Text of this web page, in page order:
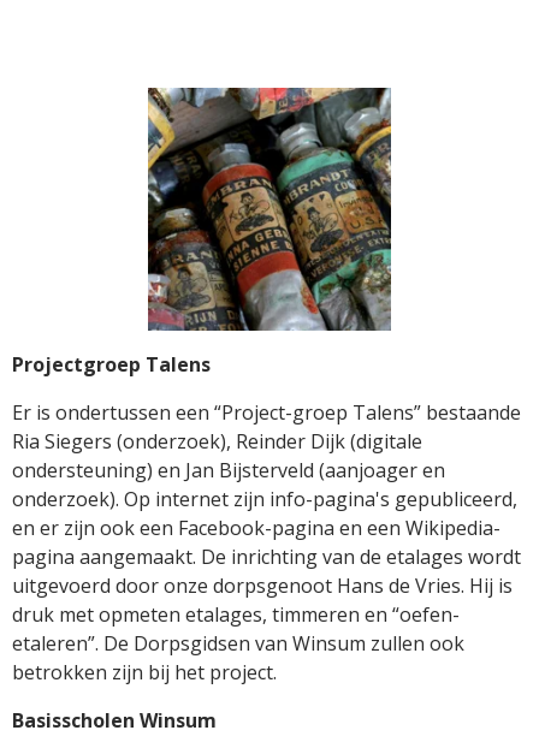
Projectgroep Talens
Er is ondertussen een “Project-groep Talens” bestaande
Ria Siegers (onderzoek), Reinder Dijk (digitale
ondersteuning) en Jan Bijsterveld (aanjoager en
onderzoek). Op internet zijn info-pagina's gepubliceerd,
en er zijn ook een Facebook-pagina en een Wikipedia-
pagina aangemaakt. De inrichting van de etalages wordt
uitgevoerd door onze dorpsgenoot Hans de Vries. Hij is
druk met opmeten etalages, timmeren en “oefen-
etaleren”. De Dorpsgidsen van Winsum zullen ook
betrokken zijn bij het project.
Basisscholen Winsum